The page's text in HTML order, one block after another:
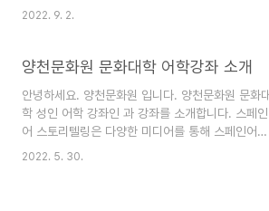
욱 꼼꼼히 준비하였고, 화창한 날씨에 다시 재개하
방을 준비하고 있사오니 많은 관심과 참여 부탁드립
사진을 '양천문화원 네이버 밴드'에 업로드 하였습
니다. 네이버 밴드에 접속하셔서 다운로드 받으시길
바랍니다. 감사합니다!
https://band.us/band/61233701
2022. 9. 2.
양천문화원 문화대학 어학강좌 소개
안녕하세요. 양천문화원 입니다. 양천문화원 문화대
학 성인 어학 강좌인 과 강좌를 소개합니다. 스페인
어 스토리텔링은 다양한 미디어를 통해 스페인어에
친밀감을 느낄 수 있도록 하여 말하기와 문법을 쉽
2022. 5. 30.